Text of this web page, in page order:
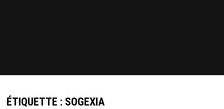
ÉTIQUETTE : SOGEXIA